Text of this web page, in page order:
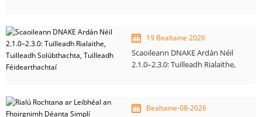
19 Bealtaine 2026
Scaoileann DNAKE Ardán Néil
2.1.0–2.3.0: Tuilleadh Rialaithe,
Bealtaine-08-2026